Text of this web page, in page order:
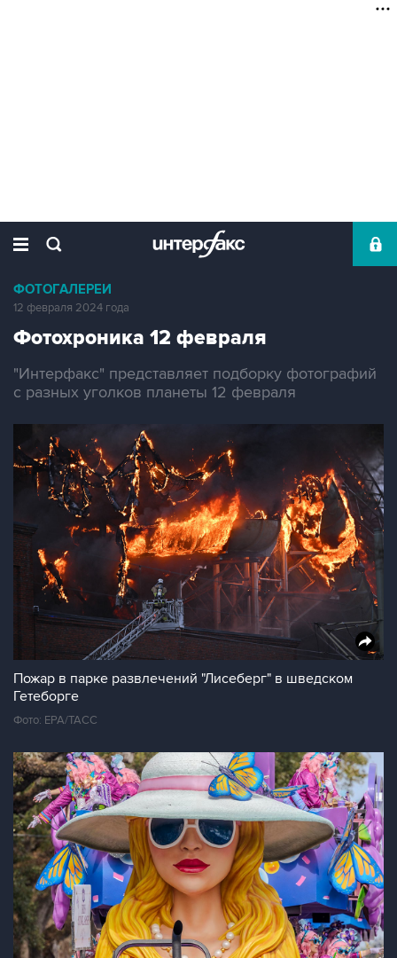
ФОТОГАЛЕРЕИ
12 февраля 2024 года
Фотохроника 12 февраля
"Интерфакс" представляет подборку фотографий
с разных уголков планеты 12 февраля
Пожар в парке развлечений "Лисеберг" в шведском
Гетеборге
Фото: EPA/ТАСС